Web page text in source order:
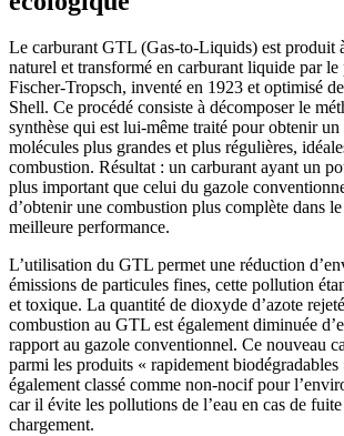
Le carburant GTL (Gas-to-Liquids) est produit
naturel et transformé en carburant liquide par
Fischer-Tropsch, inventé en 1923 et optimisé
Shell. Ce procédé consiste à décomposer le
synthèse qui est lui-même traité pour obtenir
molécules plus grandes et plus régulières,
combustion. Résultat : un carburant ayant un
plus important que celui du gazole
d’obtenir une combustion plus complète dans
meilleure performance.
L’utilisation du GTL permet une réduction
émissions de particules fines, cette pollution
et toxique. La quantité de dioxyde d’azote
combustion au GTL est également diminuée
rapport au gazole conventionnel. Ce nouveau
parmi les produits « rapidement
également classé comme non-nocif pour
car il évite les pollutions de l’eau en cas de
chargement.